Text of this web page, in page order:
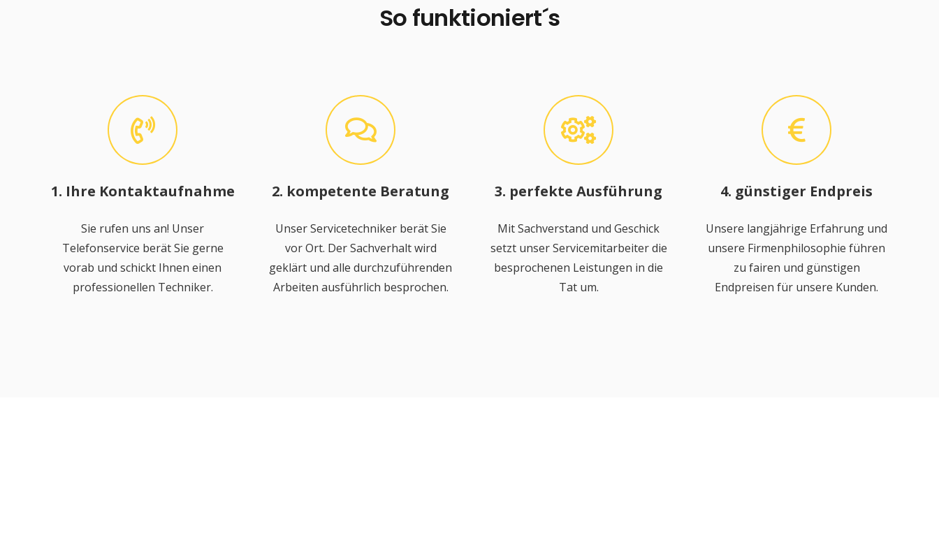
So funktioniert´s
1. Ihre Kontaktaufnahme
Sie rufen uns an! Unser
Telefonservice berät Sie gerne
vorab und schickt Ihnen einen
professionellen Techniker.
2. kompetente Beratung
Unser Servicetechniker berät Sie
vor Ort. Der Sachverhalt wird
geklärt und alle durchzuführenden
Arbeiten ausführlich besprochen.
3. perfekte Ausführung
Mit Sachverstand und Geschick
setzt unser Servicemitarbeiter die
besprochenen Leistungen in die
Tat um.
4. günstiger Endpreis
Unsere langjährige Erfahrung und
unsere Firmenphilosophie führen
zu fairen und günstigen
Endpreisen für unsere Kunden.